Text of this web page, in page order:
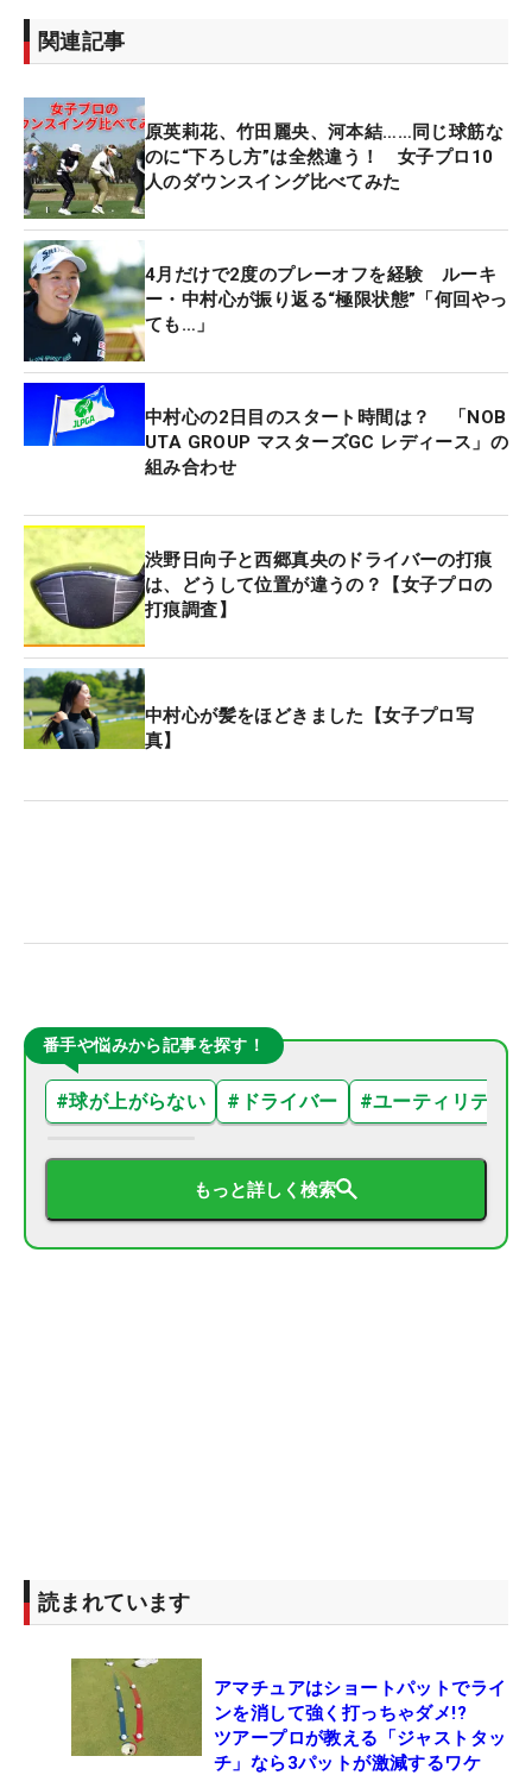
関連記事
原英莉花、竹田麗央、河本結……同じ球筋な
のに“下ろし方”は全然違う！ 女子プロ10
人のダウンスイング比べてみた
4月だけで2度のプレーオフを経験 ルーキ
ー・中村心が振り返る“極限状態”「何回やっ
ても…」
中村心の2日目のスタート時間は？ 「NOB
UTA GROUP マスターズGC レディース」の
組み合わせ
渋野日向子と西郷真央のドライバーの打痕
は、どうして位置が違うの？【女子プロの
打痕調査】
中村心が髪をほどきました【女子プロ写
真】
番手や悩みから記事を探す！
#球が上がらない # ドライバー #ユーティリティ
もっと詳しく検索
読まれています
アマチュアはショートパットでライ
ンを消して強く打っちゃダメ!?
ツアープロが教える「ジャストタッ
チ」なら3パットが激減するワケ